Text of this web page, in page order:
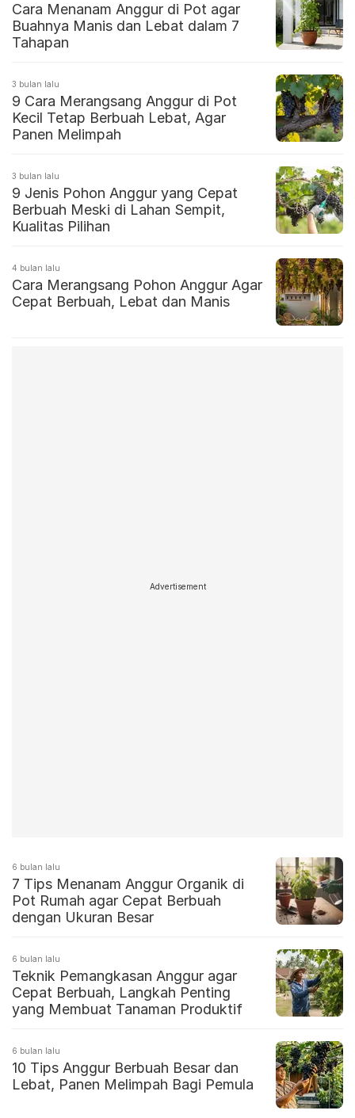
Cara Menanam Anggur di Pot agar
Buahnya Manis dan Lebat dalam 7
Tahapan
3 bulan lalu
9 Cara Merangsang Anggur di Pot
Kecil Tetap Berbuah Lebat, Agar
Panen Melimpah
3 bulan lalu
9 Jenis Pohon Anggur yang Cepat
Berbuah Meski di Lahan Sempit,
Kualitas Pilihan
4 bulan lalu
Cara Merangsang Pohon Anggur Agar
Cepat Berbuah, Lebat dan Manis
Advertisement
6 bulan lalu
7 Tips Menanam Anggur Organik di
Pot Rumah agar Cepat Berbuah
dengan Ukuran Besar
6 bulan lalu
Teknik Pemangkasan Anggur agar
Cepat Berbuah, Langkah Penting
yang Membuat Tanaman Produktif
6 bulan lalu
10 Tips Anggur Berbuah Besar dan
Lebat, Panen Melimpah Bagi Pemula